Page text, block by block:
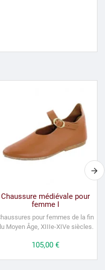
Chaussure médiévale pour
femme I
pour femmes de la fin
Moyen Âge, XIIIe-XIVe siècles.
Prix
105,00 €